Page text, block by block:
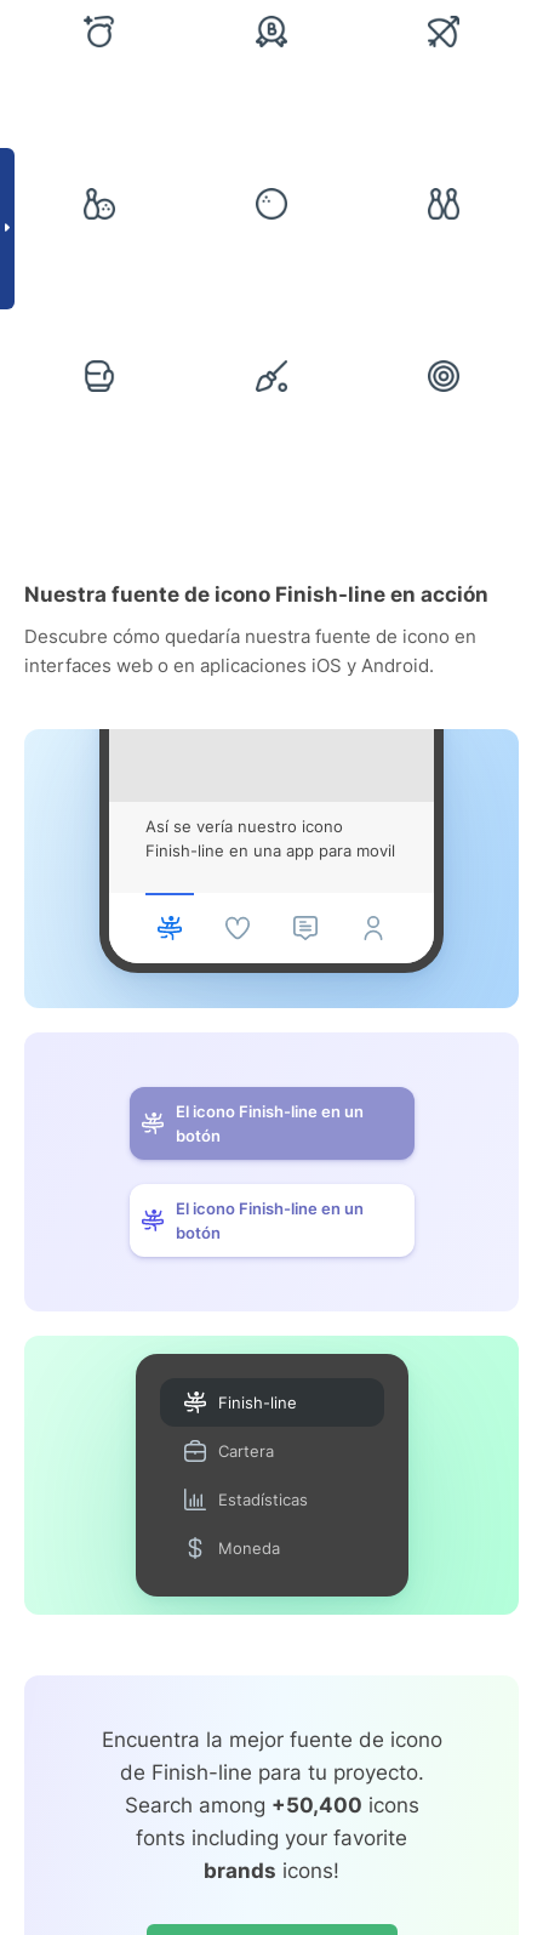
Nuestra fuente de icono Finish-line en acción
Descubre cómo quedaría nuestra fuente de icono en
interfaces web o en aplicaciones iOS y Android.
Así se vería nuestro icono
Finish-line en una app para movil
El icono Finish-line en un
botón
El icono Finish-line en un
botón
Finish-line
Cartera
Estadísticas
Moneda
Encuentra la mejor fuente de icono
de Finish-line para tu proyecto.
Search among +50,400 icons
fonts including your favorite
brands icons!